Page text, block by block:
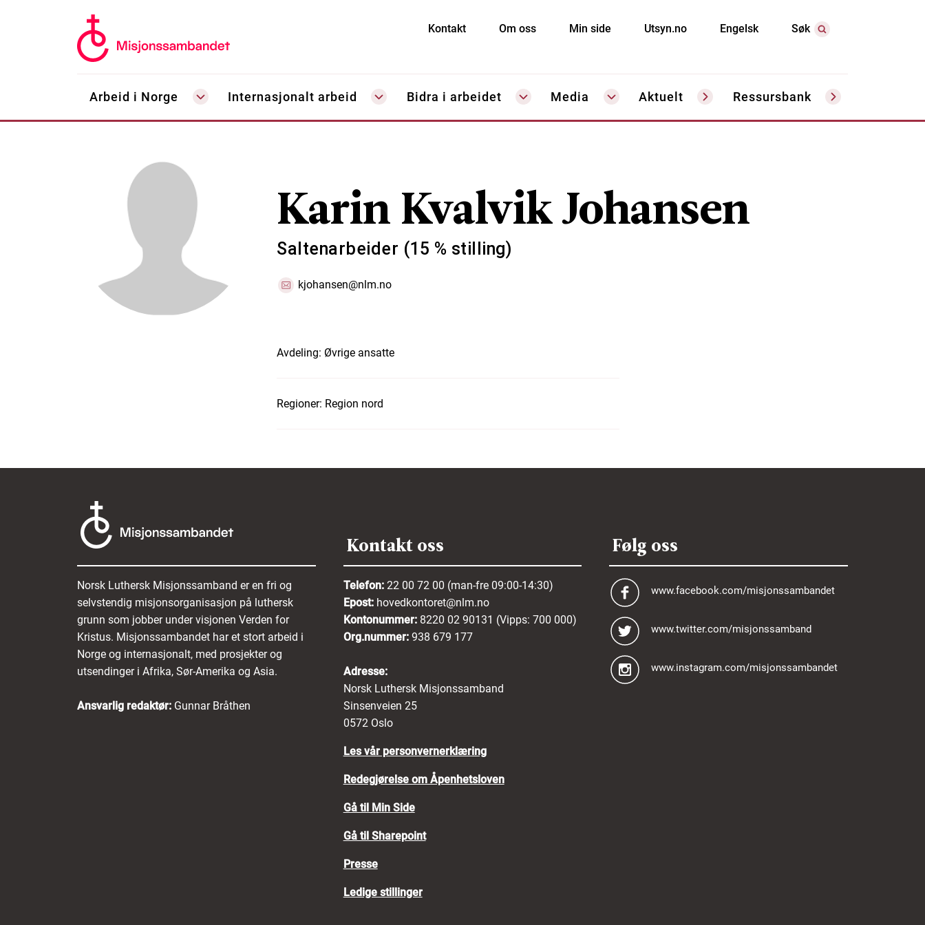
Kontakt Om oss Min side Utsyn.no Engelsk Søk
Arbeid i Norge Internasjonalt arbeid Bidra i arbeidet Media Aktuelt Ressursbank
Karin Kvalvik Johansen
Saltenarbeider (15 % stilling)
kjohansen@nlm.no
Avdeling: Øvrige ansatte
Regioner: Region nord
Norsk Luthersk Misjonssamband er en fri og
selvstendig misjonsorganisasjon på luthersk
grunn som jobber under visjonen Verden for
Kristus. Misjonssambandet har et stort arbeid i
Norge og internasjonalt, med prosjekter og
utsendinger i Afrika, Sør-Amerika og Asia.
Ansvarlig redaktør: Gunnar Bråthen
Kontakt oss
Telefon: 22 00 72 00 (man-fre 09:00-14:30)
Epost: hovedkontoret@nlm.no
Kontonummer: 8220 02 90131 (Vipps: 700 000)
Org.nummer: 938 679 177
Adresse:
Norsk Luthersk Misjonssamband
Sinsenveien 25
0572 Oslo
Les vår personvernerklæring
Redegjørelse om Åpenhetsloven
Gå til Min Side
Gå til Sharepoint
Presse
Ledige stillinger
Følg oss
www.facebook.com/misjonssambandet
www.twitter.com/misjonssamband
www.instagram.com/misjonssambandet